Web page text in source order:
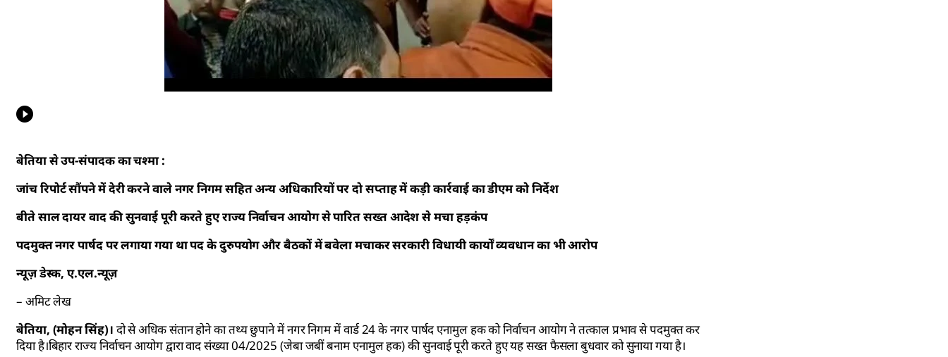
बेतिया से उप-संपादक का चश्मा :
जांच रिपोर्ट सौंपने में देरी करने वाले नगर निगम सहित अन्य अधिकारियों पर दो सप्ताह में कड़ी कार्रवाई का डीएम को निर्देश
बीते साल दायर वाद की सुनवाई पूरी करते हुए राज्य निर्वाचन आयोग से पारित सख्त आदेश से मचा हड़कंप
पदमुक्त नगर पार्षद पर लगाया गया था पद के दुरुपयोग और बैठकों में बवेला मचाकर सरकारी विधायी कार्यों व्यवधान का भी आरोप
न्यूज़ डेस्क, ए.एल.न्यूज़
– अमिट लेख
बेतिया, (मोहन सिंह)। दो से अधिक संतान होने का तथ्य छुपाने में नगर निगम में वार्ड 24 के नगर पार्षद एनामुल हक को निर्वाचन आयोग ने तत्काल प्रभाव से पदमुक्त कर
दिया है।बिहार राज्य निर्वाचन आयोग द्वारा वाद संख्या 04/2025 (जेबा जबीं बनाम एनामुल हक) की सुनवाई पूरी करते हुए यह सख्त फैसला बुधवार को सुनाया गया है।